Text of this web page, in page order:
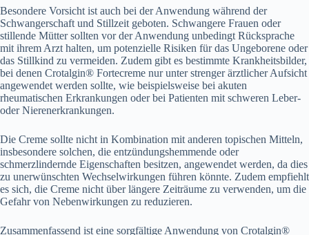
Besondere Vorsicht ist auch bei der Anwendung während der
Schwangerschaft und Stillzeit geboten. Schwangere Frauen oder
stillende Mütter sollten vor der Anwendung unbedingt Rücksprache
mit ihrem Arzt halten, um potenzielle Risiken für das Ungeborene oder
das Stillkind zu vermeiden. Zudem gibt es bestimmte Krankheitsbilder,
bei denen Crotalgin® Fortecreme nur unter strenger ärztlicher Aufsicht
angewendet werden sollte, wie beispielsweise bei akuten
rheumatischen Erkrankungen oder bei Patienten mit schweren Leber-
oder Nierenerkrankungen.
Die Creme sollte nicht in Kombination mit anderen topischen Mitteln,
insbesondere solchen, die entzündungshemmende oder
schmerzlindernde Eigenschaften besitzen, angewendet werden, da dies
zu unerwünschten Wechselwirkungen führen könnte. Zudem empfiehlt
es sich, die Creme nicht über längere Zeiträume zu verwenden, um die
Gefahr von Nebenwirkungen zu reduzieren.
Zusammenfassend ist eine sorgfältige Anwendung von Crotalgin®